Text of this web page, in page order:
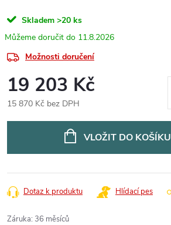
Skladem >20 ks
11.8.2026
Možnosti doručení
19 203 Kč
15 870 Kč bez DPH
VLOŽIT DO KOŠÍKU
Dotaz k produktu Hlídací pes
Záruka: 36 měsíců